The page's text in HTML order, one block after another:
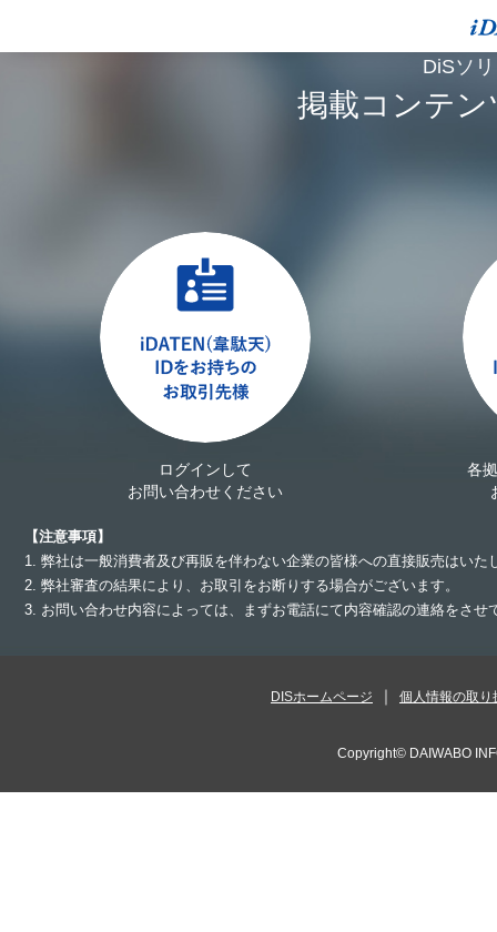
DiSソ
掲載コンテ
ログインして
お問い合わせください
各
【注意事項】
1. 弊社は一般消費者及び再販を伴わない企業の皆様への直接販売はいた
2. 弊社審査の結果により、お取引をお断りする場合がございます。
3. お問い合わせ内容によっては、まずお電話にて内容確認の連絡をさ
DISホームページ 個人情報の取り
Copyright© DAIWABO